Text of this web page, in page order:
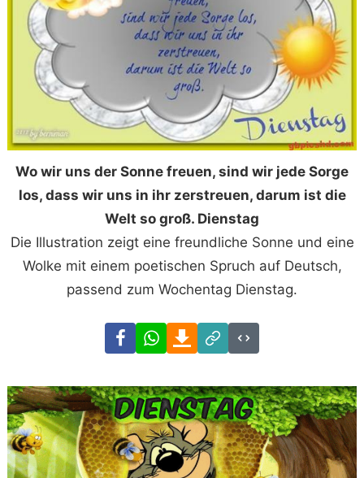
Wo wir uns der Sonne freuen, sind wir jede Sorge
los, dass wir uns in ihr zerstreuen, darum ist die
Welt so groß. Dienstag
Die Illustration zeigt eine freundliche Sonne und eine
Wolke mit einem poetischen Spruch auf Deutsch,
passend zum Wochentag Dienstag.
FacebookWhatsAppDownload
Link
Code